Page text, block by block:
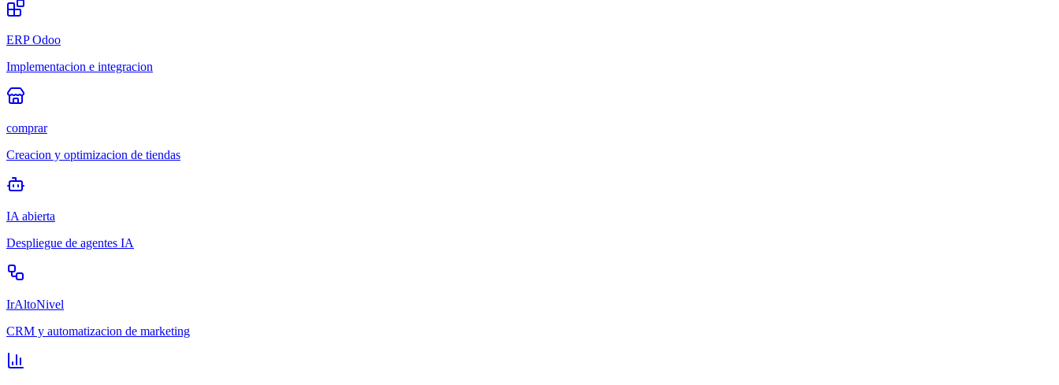
ERP Odoo
Implementacion e integracion
comprar
Creacion y optimizacion de tiendas
IA abierta
Despliegue de agentes IA
IrAltoNivel
CRM y automatizacion de marketing